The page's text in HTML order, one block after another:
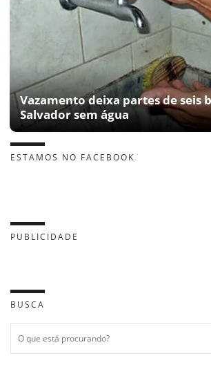
Vazamento deixa partes de seis
Salvador sem água
ESTAMOS NO FACEBOOK
PUBLICIDADE
BUSCA